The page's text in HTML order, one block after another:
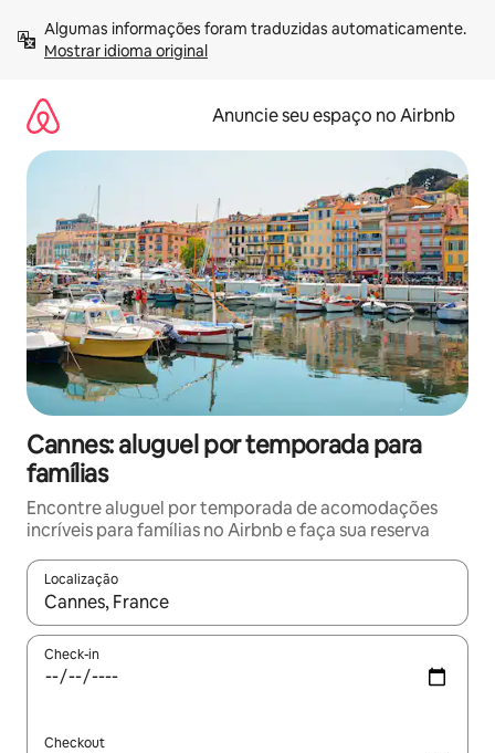
para
Mostrar idioma original
Anuncie seu espaço no Airbnb
Cannes: aluguel por temporada para
famílias
Encontre aluguel por temporada de acomodações
incríveis para famílias no Airbnb e faça sua reserva
Localização
Quando os resultados estiverem disponíveis, explore-os
Check-in
Checkout